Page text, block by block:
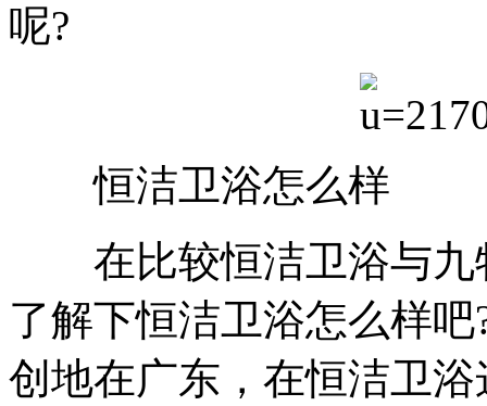
呢?
恒洁卫浴怎么样
在比较恒洁卫浴与九
了解下恒洁卫浴怎么样
创地在广东，在恒洁卫